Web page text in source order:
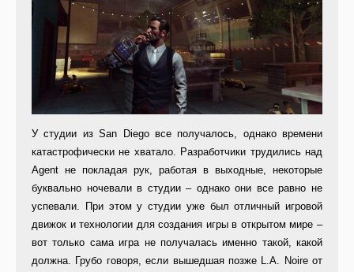
У студии из San Diego все получалось, однако времени
катастрофически не хватало. Разработчики трудились над
Agent не покладая рук, работая в выходные, некоторые
буквально ночевали в студии – однако они все равно не
успевали. При этом у студии уже был отличный игровой
движок и технологии для создания игры в открытом мире –
вот только сама игра не получалась именно такой, какой
должна. Грубо говоря, если вышедшая позже L.A. Noire от